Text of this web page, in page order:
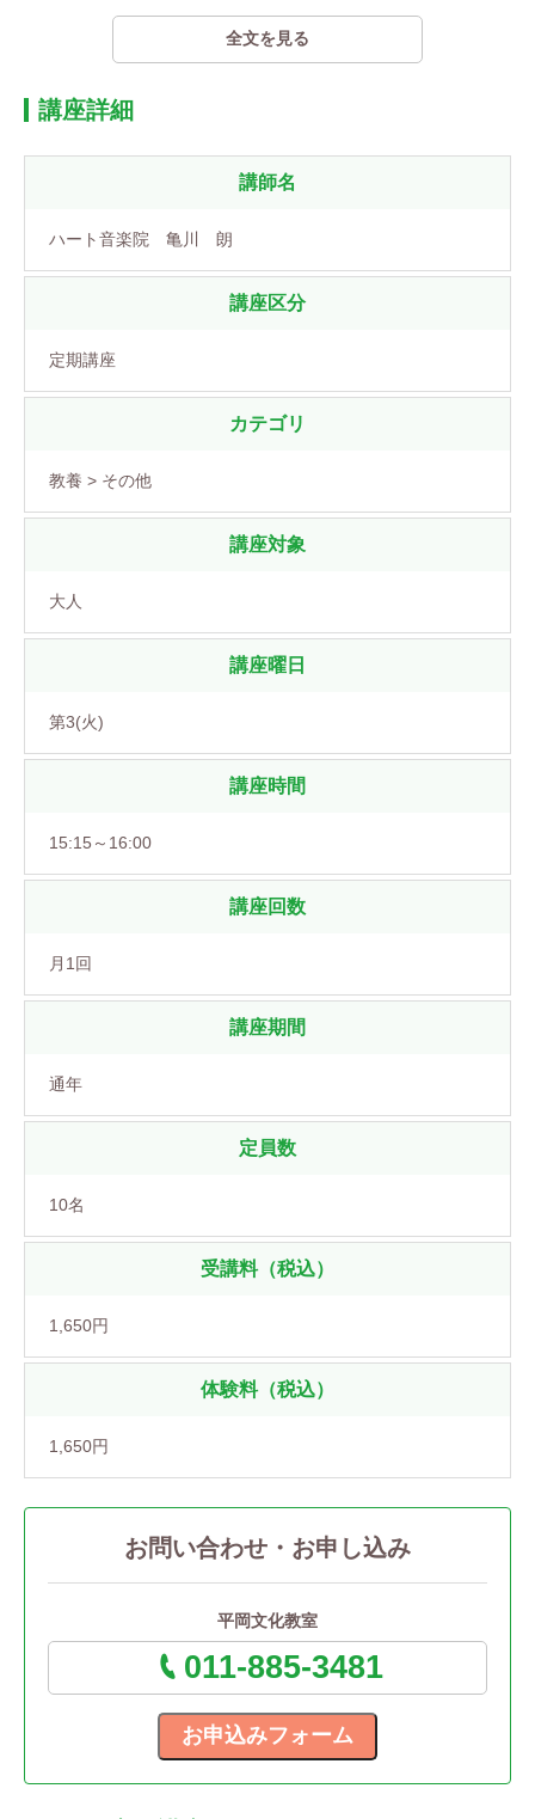
全文を見る
講座詳細
講師名
ハート音楽院 亀川 朗
講座区分
定期講座
カテゴリ
教養 > その他
講座対象
大人
講座曜日
第3(火)
講座時間
15:15～16:00
講座回数
月1回
講座期間
通年
定員数
10名
受講料（税込）
1,650円
体験料（税込）
1,650円
お問い合わせ・お申し込み
平岡文化教室
011-885-3481